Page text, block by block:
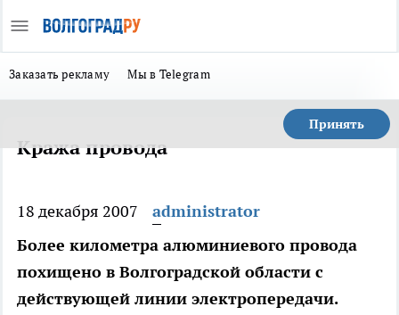
Заказать рекламу Мы в Telegram
Принять
Кража провода
18 декабря 2007
administrator
Более километра алюминиевого провода
похищено в Волгоградской области с
действующей линии электропередачи.